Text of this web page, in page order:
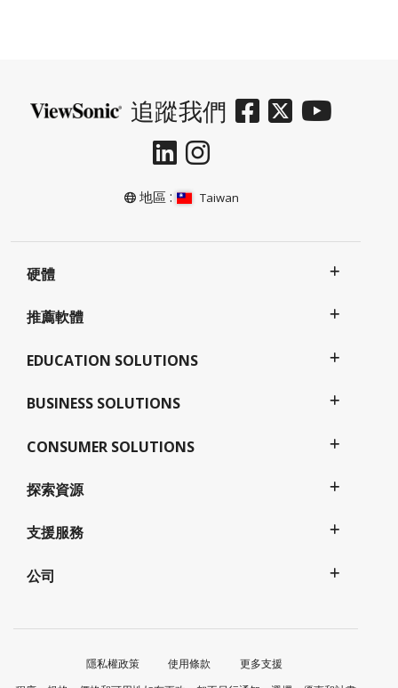
追蹤我們
地區 : Taiwan
硬體
推薦軟體
EDUCATION SOLUTIONS
BUSINESS SOLUTIONS
CONSUMER SOLUTIONS
探索資源
支援服務
公司
隱私權政策 使用條款
更多支援